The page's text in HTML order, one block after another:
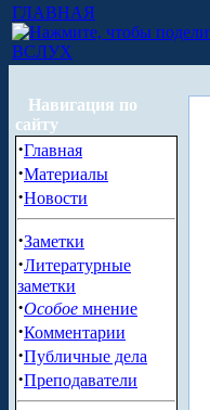
ГЛАВНАЯ
ВСЛУХ
Навигация по
сайту
·Главная
·Материалы
·Новости
·Заметки
·Литературные
заметки
·Особое мнение
·Комментарии
·Публичные дела
·Преподаватели